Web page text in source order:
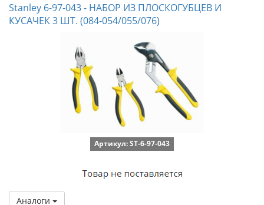
Stanley 6-97-043 - НАБОР ИЗ ПЛОСКОГУБЦЕВ И
КУСАЧЕК 3 ШТ. (084-054/055/076)
Артикул: ST-6-97-043
Аналоги